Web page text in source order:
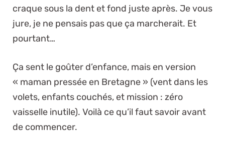
craque sous la dent et fond juste après. Je vous
jure, je ne pensais pas que ça marcherait. Et
pourtant…
Ça sent le goûter d’enfance, mais en version
« maman pressée en Bretagne » (vent dans les
volets, enfants couchés, et mission : zéro
vaisselle inutile). Voilà ce qu’il faut savoir avant
de commencer.